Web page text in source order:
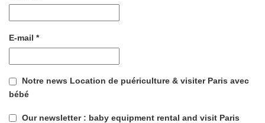
E-mail *
Notre news Location de puériculture & visiter Paris avec
bébé
Our newsletter : baby equipment rental and visit Paris